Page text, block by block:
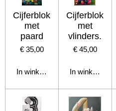
Cijferblok
met
paard
€ 35,00
In winkelwagen
Cijferblok
met
vlinders.
€ 45,00
In winkelwagen